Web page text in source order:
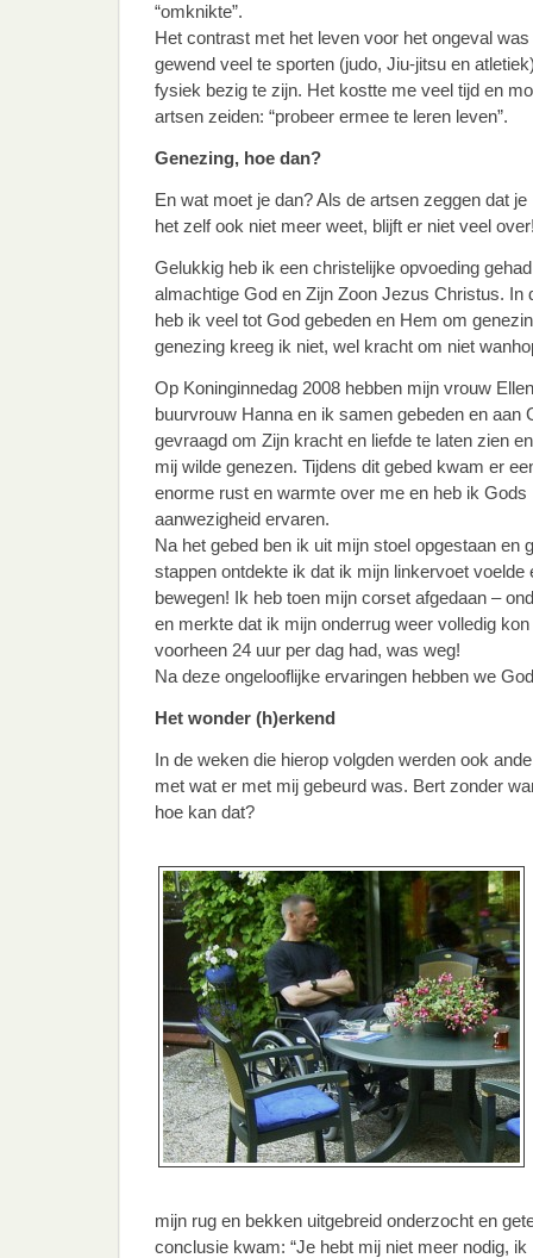
“omknikte”.
Het contrast met het leven voor het ongeval
gewend veel te sporten (judo, Jiu-jitsu en
fysiek bezig te zijn. Het kostte me veel tijd en
artsen zeiden: “probeer ermee te leren leven”.
Genezing, hoe dan?
En wat moet je dan? Als de artsen zeggen dat
het zelf ook niet meer weet, blijft er niet veel
Gelukkig heb ik een christelijke opvoeding
almachtige God en Zijn Zoon Jezus Christus. In
heb ik veel tot God gebeden en Hem om
genezing kreeg ik niet, wel kracht om niet
Op Koninginnedag 2008 hebben mijn vrouw
buurvrouw Hanna en ik samen gebeden en aan
gevraagd om Zijn kracht en liefde te laten zien
mij wilde genezen. Tijdens dit gebed kwam er
enorme rust en warmte over me en heb ik Gods
aanwezigheid ervaren.
Na het gebed ben ik uit mijn stoel opgestaan en
stappen ontdekte ik dat ik mijn linkervoet voelde
bewegen! Ik heb toen mijn corset afgedaan –
en merkte dat ik mijn onderrug weer volledig
voorheen 24 uur per dag had, was weg!
Na deze ongelooflijke ervaringen hebben we
Het wonder (h)erkend
In de weken die hierop volgden werden ook
met wat er met mij gebeurd was. Bert zonder
hoe kan dat?
mijn rug en bekken uitgebreid onderzocht en
conclusie kwam: “Je hebt mij niet meer nodig,